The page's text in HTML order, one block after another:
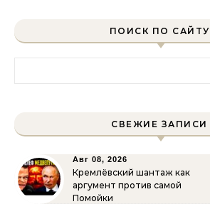
ПОИСК ПО САЙТУ
СВЕЖИЕ ЗАПИСИ
Авг 08, 2026
Кремлёвский шантаж как
аргумент против самой
Помойки